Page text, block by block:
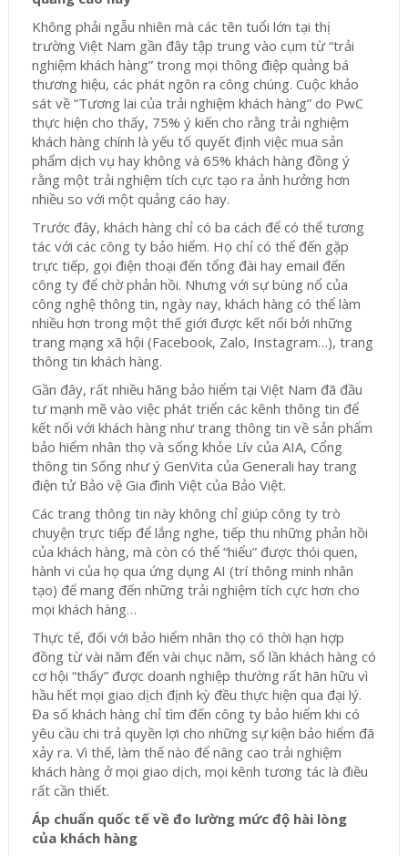
Không phải ngẫu nhiên mà các tên tuổi lớn tại thị
trường Việt Nam gần đây tập trung vào cụm từ “trải
nghiệm khách hàng” trong mọi thông điệp quảng bá
thương hiệu, các phát ngôn ra công chúng. Cuộc khảo
sát về “Tương lai của trải nghiệm khách hàng” do PwC
thực hiện cho thấy, 75% ý kiến cho rằng trải nghiệm
khách hàng chính là yếu tố quyết định việc mua sản
phẩm dịch vụ hay không và 65% khách hàng đồng ý
rằng một trải nghiệm tích cực tạo ra ảnh hưởng hơn
nhiều so với một quảng cáo hay.
Trước đây, khách hàng chỉ có ba cách để có thể tương
tác với các công ty bảo hiểm. Họ chỉ có thể đến gặp
trực tiếp, gọi điện thoại đến tổng đài hay email đến
công ty để chờ phản hồi. Nhưng với sự bùng nổ của
công nghệ thông tin, ngày nay, khách hàng có thể làm
nhiều hơn trong một thế giới được kết nối bởi những
trang mạng xã hội (Facebook, Zalo, Instagram…), trang
thông tin khách hàng.
Gần đây, rất nhiều hãng bảo hiểm tại Việt Nam đã đầu
tư mạnh mẽ vào việc phát triển các kênh thông tin để
kết nối với khách hàng như trang thông tin về sản phẩm
bảo hiểm nhân thọ và sống khỏe Lív của AIA, Cổng
thông tin Sống như ý GenVita của Generali hay trang
điện tử Bảo vệ Gia đình Việt của Bảo Việt.
Các trang thông tin này không chỉ giúp công ty trò
chuyện trực tiếp để lắng nghe, tiếp thu những phản hồi
của khách hàng, mà còn có thể “hiểu” được thói quen,
hành vi của họ qua ứng dụng AI (trí thông minh nhân
tạo) để mang đến những trải nghiệm tích cực hơn cho
mọi khách hàng…
Thực tế, đối với bảo hiểm nhân thọ có thời hạn hợp
đồng từ vài năm đến vài chục năm, số lần khách hàng có
cơ hội “thấy” được doanh nghiệp thường rất hãn hữu vì
hầu hết mọi giao dịch định kỳ đều thực hiện qua đại lý.
Đa số khách hàng chỉ tìm đến công ty bảo hiểm khi có
yêu cầu chi trả quyền lợi cho những sự kiện bảo hiểm đã
xảy ra. Vì thế, làm thế nào để nâng cao trải nghiệm
khách hàng ở mọi giao dịch, mọi kênh tương tác là điều
rất cần thiết.
Áp chuẩn quốc tế về đo lường mức độ hài lòng
của khách hàng